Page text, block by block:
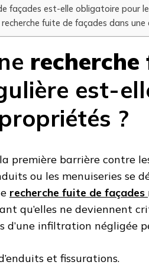
façades est-elle obligatoire pour
fuite de façades dans une
est-
?
première barrière contre
ou les menuiseries se
recherche fuite de façades
qu’elles ne deviennent
d’une infiltration négligée
et fissurations.